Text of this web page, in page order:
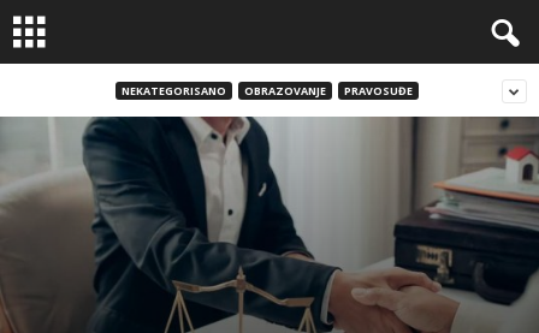
NEKATEGORISANO OBRAZOVANJE PRAVOSUĐE